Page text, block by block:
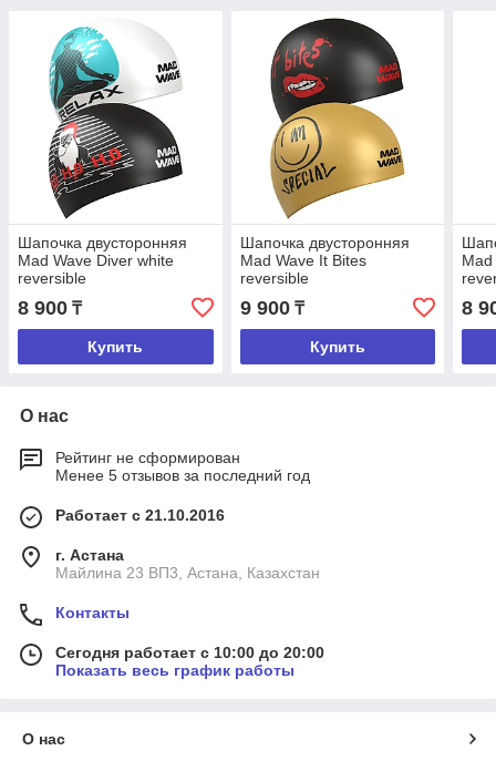
Шапочка двусторонняя
Mad Wave Diver white
reversible
8 900 ₸
Купить
Шапочка двусторонняя
Mad Wave It Bites
reversible
9 900₸
Купить
8
О нас
Рейтинг не сформирован
Менее 5 отзывов за последний год
Работает с 21.10.2016
г. Астана
Майлина 23 ВП3, Астана, Казахстан
Контакты
Сегодня работает с 10:00 до 20:00
Показать весь график работы
О нас